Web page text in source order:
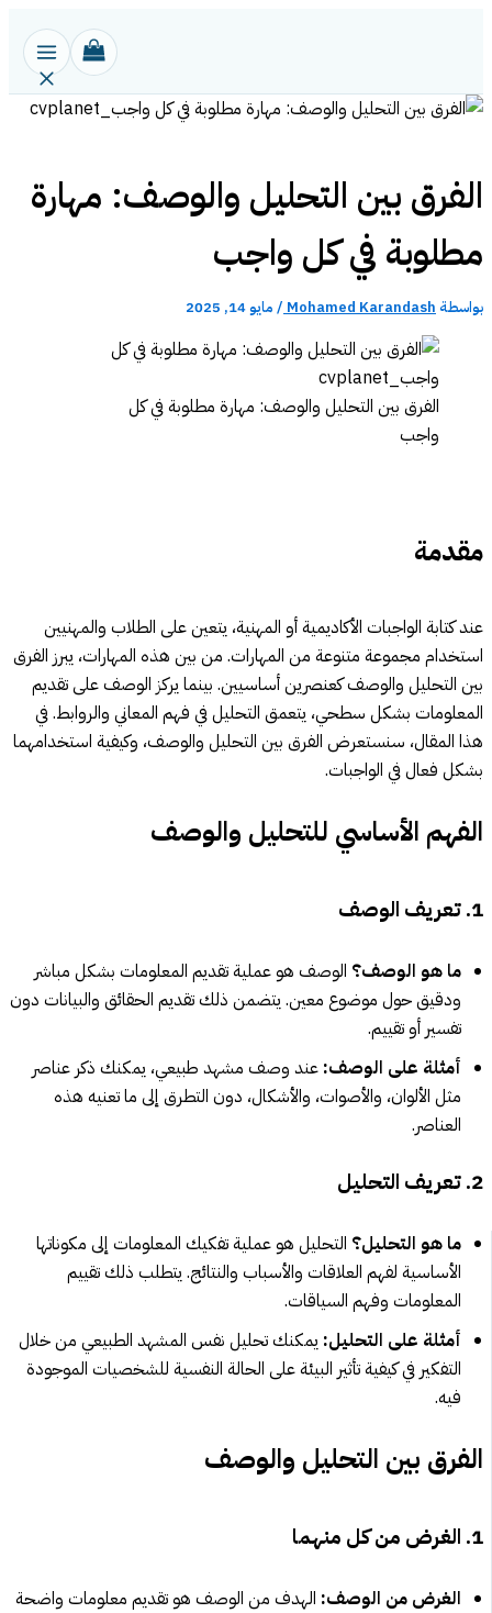
الفرق بين التحليل والوصف: مهارة
مطلوبة في كل واجب
بواسطة Mohamed Karandash
/ مايو 14, 2025
الفرق بين التحليل والوصف: مهارة مطلوبة في كل
واجب
مقدمة
عند كتابة الواجبات الأكاديمية أو المهنية، يتعين على الطلاب والمهنيين
استخدام مجموعة متنوعة من المهارات. من بين هذه المهارات، يبرز الفرق
بين التحليل والوصف كعنصرين أساسيين. بينما يركز الوصف على تقديم
المعلومات بشكل سطحي، يتعمق التحليل في فهم المعاني والروابط. في
هذا المقال، سنستعرض الفرق بين التحليل والوصف، وكيفية استخدامهما
بشكل فعال في الواجبات.
الفهم الأساسي للتحليل والوصف
1. تعريف الوصف
ما هو الوصف؟ الوصف هو عملية تقديم المعلومات بشكل مباشر
ودقيق حول موضوع معين. يتضمن ذلك تقديم الحقائق والبيانات دون
تفسير أو تقييم.
أمثلة على الوصف: عند وصف مشهد طبيعي، يمكنك ذكر عناصر
مثل الألوان، والأصوات، والأشكال، دون التطرق إلى ما تعنيه هذه
العناصر.
2. تعريف التحليل
ما هو التحليل؟ التحليل هو عملية تفكيك المعلومات إلى مكوناتها
الأساسية لفهم العلاقات والأسباب والنتائج. يتطلب ذلك تقييم
المعلومات وفهم السياقات.
أمثلة على التحليل: يمكنك تحليل نفس المشهد الطبيعي من خلال
التفكير في كيفية تأثير البيئة على الحالة النفسية للشخصيات الموجودة
فيه.
الفرق بين التحليل والوصف
1. الغرض من كل منهما
الغرض من الوصف: الهدف من الوصف هو تقديم معلومات واضحة